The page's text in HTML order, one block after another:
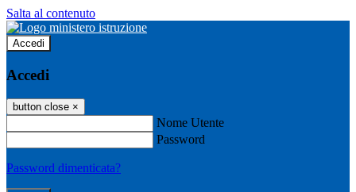
Salta al contenuto
Accedi
Accedi
button close ×
Nome Utente
Password
Password dimenticata?